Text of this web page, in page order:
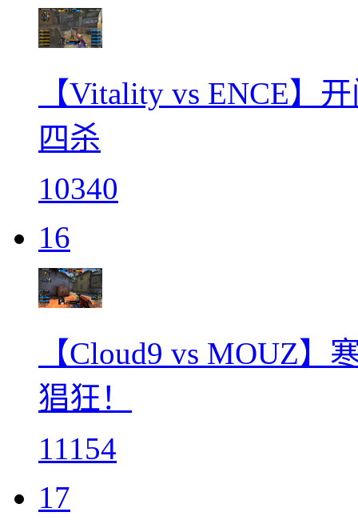
【Vitality vs ENCE】
四杀
10340
16
【Cloud9 vs MOUZ
猖狂！
11154
17